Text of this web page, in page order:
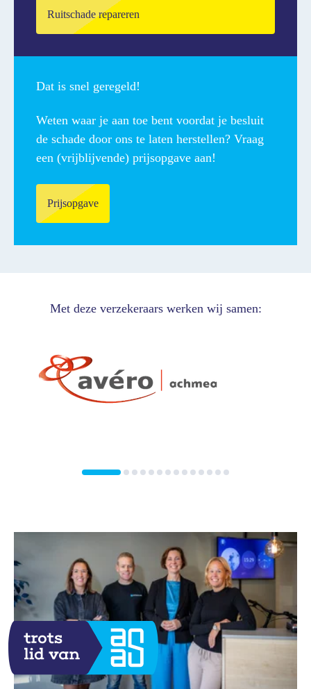
Ruitschade repareren
Dat is snel geregeld!
Weten waar je aan toe bent voordat je besluit
de schade door ons te laten herstellen? Vraag
een (vrijblijvende) prijsopgave aan!
Prijsopgave
Met deze verzekeraars werken wij samen: